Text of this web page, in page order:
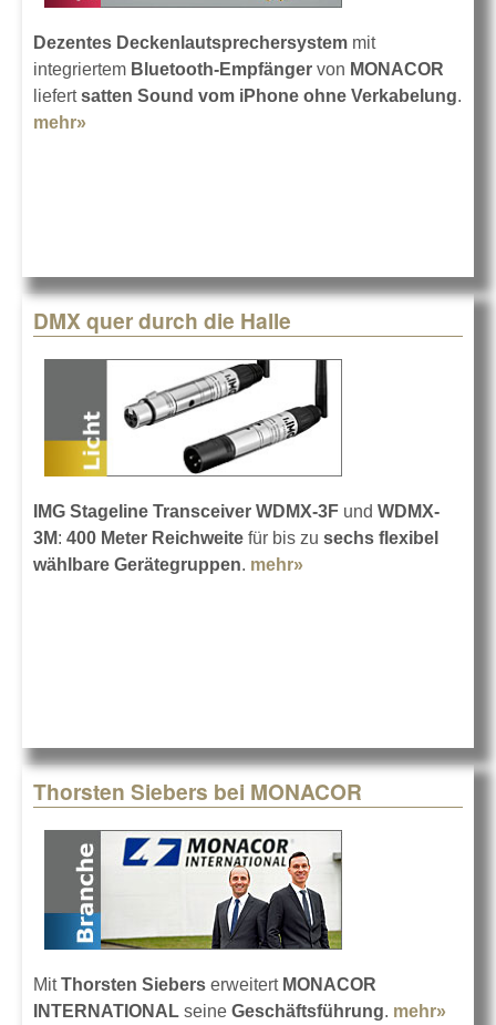
Dezentes Deckenlautsprechersystem mit
integriertem Bluetooth-Empfänger von MONACOR
liefertsatten Sound vom iPhone ohne Verkabelung.
mehr»
DMX quer durch die Halle
IMG Stageline Transceiver WDMX-3F und WDMX-
3M: 400 Meter Reichweite für bis zu sechs flexibel
wählbare Gerätegruppen. mehr»
Thorsten Siebers bei MONACOR
MitThorsten Siebers erweitertMONACOR
INTERNATIONAL seine Geschäftsführung. mehr»